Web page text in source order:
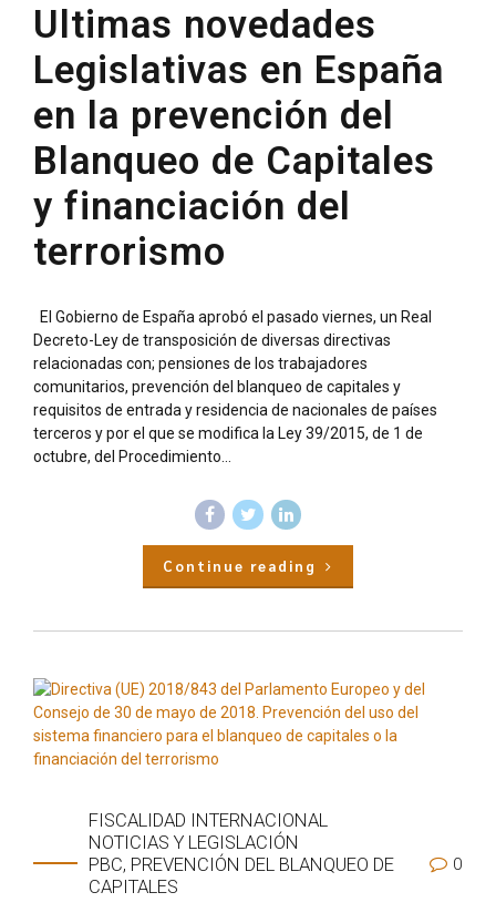
Ultimas novedades
Legislativas en España
en la prevención del
Blanqueo de Capitales
y financiación del
terrorismo
El Gobierno de España aprobó el pasado viernes, un Real
Decreto-Ley de transposición de diversas directivas
relacionadas con; pensiones de los trabajadores
comunitarios, prevención del blanqueo de capitales y
requisitos de entrada y residencia de nacionales de países
terceros y por el que se modifica la Ley 39/2015, de 1 de
octubre, del Procedimiento...
Continue reading
FISCALIDAD INTERNACIONAL
NOTICIAS Y LEGISLACIÓN
PBC, PREVENCIÓN DEL BLANQUEO DE
CAPITALES
0